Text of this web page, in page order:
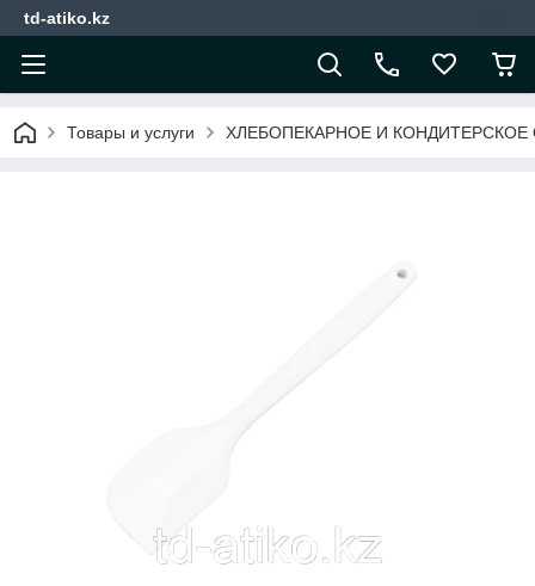
td-atiko.kz
Товары и услуги ХЛЕБОПЕКАРНОЕ И